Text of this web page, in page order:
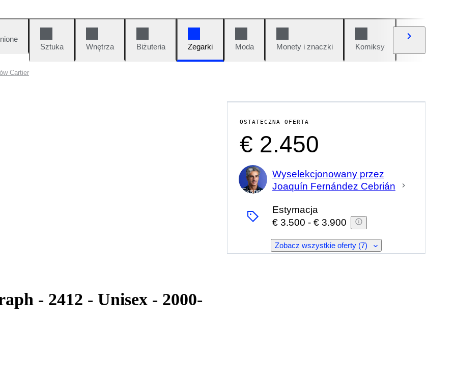
Sztuka
Wnętrza Biżuteria Zegarki Moda Monety i znaczki Komiksy
Cartier
- 2412 - Unisex - 2000-
OSTATECZNA OFERTA
€ 2.450
Ekspert
Wyselekcjonowany przez
Joaquín Fernández Cebrián
Estymacja
€ 3.500 - € 3.900
Zobacz wszystkie oferty (7)